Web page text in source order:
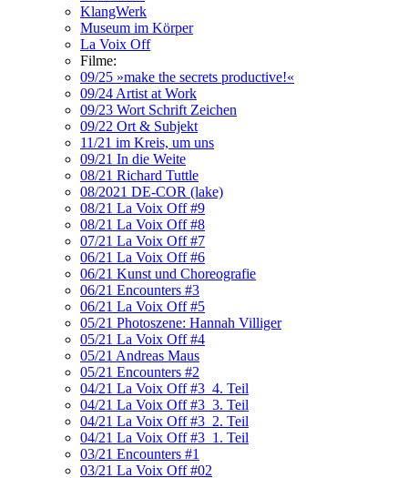
KlangWerk
Museum im Körper
La Voix Off
Filme:
09/25 »make the secrets productive!«
09/24 Artist at Work
09/23 Wort Schrift Zeichen
09/22 Ort & Subjekt
11/21 im Kreis, um uns
09/21 In die Weite
08/21 Richard Tuttle
08/2021 DE-COR (lake)
08/21 La Voix Off #9
08/21 La Voix Off #8
07/21 La Voix Off #7
06/21 La Voix Off #6
06/21 Kunst und Choreografie
06/21 Encounters #3
06/21 La Voix Off #5
05/21 Photoszene: Hannah Villiger
05/21 La Voix Off #4
05/21 Andreas Maus
05/21 Encounters #2
04/21 La Voix Off #3_4. Teil
04/21 La Voix Off #3_3. Teil
04/21 La Voix Off #3_2. Teil
04/21 La Voix Off #3_1. Teil
03/21 Encounters #1
03/21 La Voix Off #02